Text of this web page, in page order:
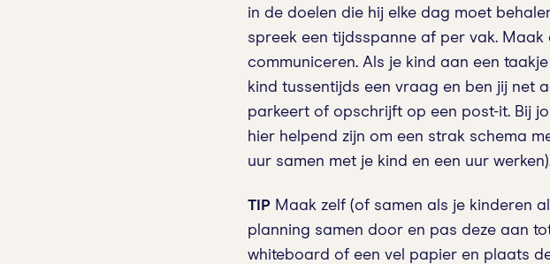
in de doelen die hij elke dag moet
spreek een tijdsspanne af per vak.
communiceren. Als je kind aan een
kind tussentijds een vraag en ben jij net
parkeert of opschrijft op een post-it. Bij
hier helpend zijn om een strak schema
uur samen met je kind en een uur
TIP Maak zelf (of samen als je kinderen
planning samen door en pas deze aan
whiteboard of een vel papier en plaats